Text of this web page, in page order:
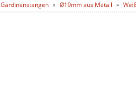
Gardinenstangen Ø19mm aus Metall